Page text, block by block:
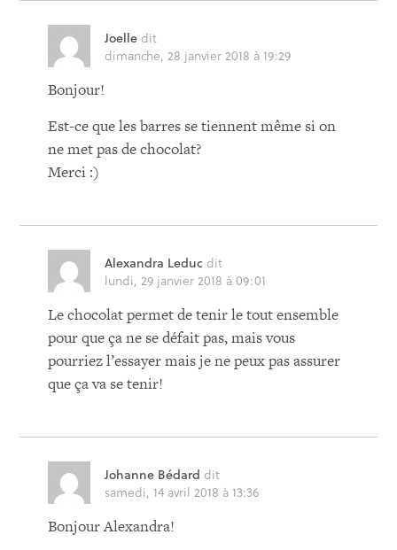
Joelle dit
dimanche, 28 janvier 2018 à 19:29
Bonjour!
Est-ce que les barres se tiennent même si on
ne met pas de chocolat?
Merci :)
Alexandra Leduc dit
lundi, 29 janvier 2018 à 09:01
Le chocolat permet de tenir le tout ensemble
pour que ça ne se défait pas, mais vous
pourriez l’essayer mais je ne peux pas assurer
que ça va se tenir!
Johanne Bédard dit
samedi, 14 avril 2018 à 13:36
Bonjour Alexandra!